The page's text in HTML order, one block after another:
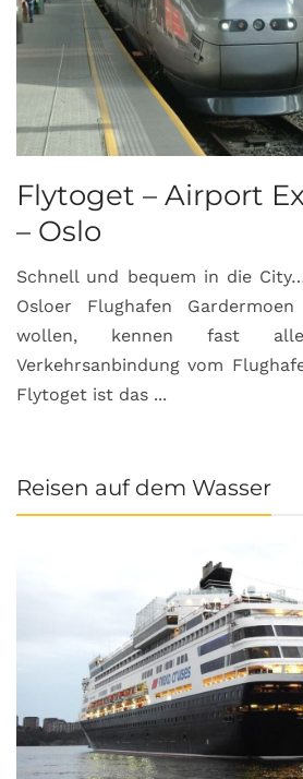
Flytoget – Airport
– Oslo
Schnell und bequem in die
Osloer Flughafen
wollen, kennen fast
Verkehrsanbindung vom
Flytoget ist das ...
Reisen auf dem Wasser